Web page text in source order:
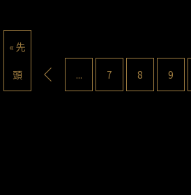
« 先
頭
... 7 8 9